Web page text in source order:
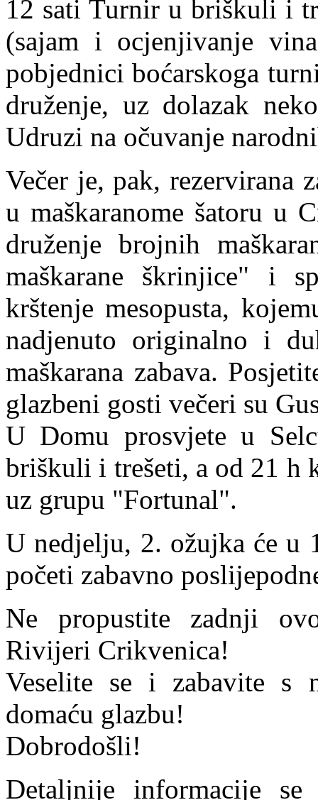
12 sati Turnir u briškuli i
(sajam i ocjenjivanje
pobjednici boćarskoga
druženje, uz dolazak
Udruzi na očuvanje
Večer je, pak, rezervirana
u maškaranome šatoru u
druženje brojnih
maškarane škrinjice" i
krštenje mesopusta,
nadjenuto originalno i
maškarana zabava.
glazbeni gosti večeri su
U Domu prosvjete u
briškuli i trešeti, a od 21 h
uz grupu "Fortunal".
U nedjelju, 2. ožujka će u
početi zabavno
Ne propustite zadnji
Rivijeri Crikvenica!
Veselite se i zabavite s
domaću glazbu!
Dobrodošli!
Detaljnije informacije